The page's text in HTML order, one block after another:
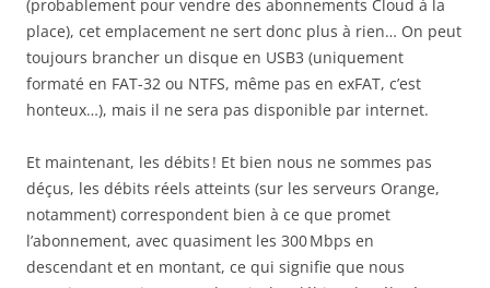
(probablement pour vendre des abonnements Cloud à la
place), cet emplacement ne sert donc plus à rien… On peut
toujours brancher un disque en USB3 (uniquement
formaté en FAT-32 ou NTFS, même pas en exFAT, c’est
honteux…), mais il ne sera pas disponible par internet.
Et maintenant, les débits ! Et bien nous ne sommes pas
déçus, les débits réels atteints (sur les serveurs Orange,
notamment) correspondent bien à ce que promet
l’abonnement, avec quasiment les 300 Mbps en
descendant et en montant, ce qui signifie que nous